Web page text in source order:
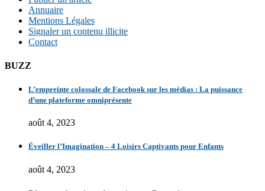
Annuaire
Mentions Légales
Signaler un contenu illicite
Contact
BUZZ
L’empreinte colossale de Facebook sur les médias : La puissance
d’une plateforme omniprésente
août 4, 2023
Éveiller l’Imagination – 4 Loisirs Captivants pour Enfants
août 4, 2023